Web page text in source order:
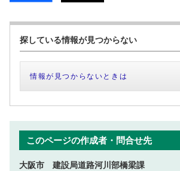
探している情報が見つからない
情報が見つからないときは
このページの作成者・問合せ先
大阪市 建設局道路河川部橋梁課